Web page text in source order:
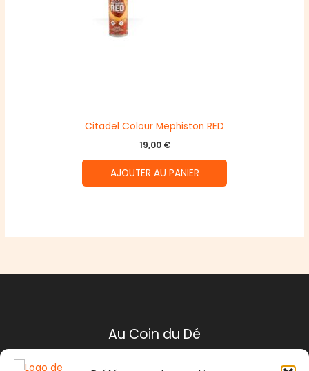
Citadel Colour Mephiston RED
19,00 €
AJOUTER AU PANIER
Au Coin du Dé